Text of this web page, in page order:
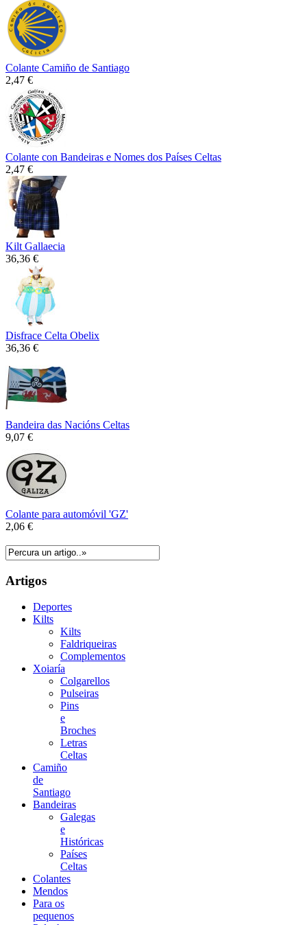
Colante Camiño de Santiago
2,47 €
Colante con Bandeiras e Nomes dos Países Celtas
2,47 €
Kilt Gallaecia
36,36 €
Disfrace Celta Obelix
36,36 €
Bandeira das Nacións Celtas
9,07 €
Colante para automóvil 'GZ'
2,06 €
Artigos
Deportes
Kilts
Kilts
Faldriqueiras
Complementos
Xoiaría
Colgarellos
Pulseiras
Pins
e
Broches
Letras
Celtas
Camiño
de
Santiago
Bandeiras
Galegas
e
Históricas
Países
Celtas
Colantes
Mendos
Para os
pequenos